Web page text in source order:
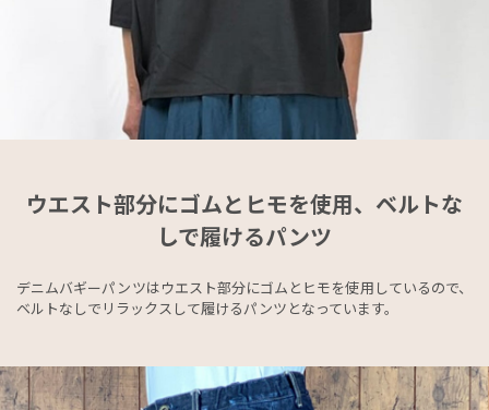
ウエスト部分にゴムとヒモを使用、ベルトな
しで履けるパンツ
デニムバギーパンツはウエスト部分にゴムとヒモを使用しているので、
ベルトなしでリラックスして履けるパンツとなっています。